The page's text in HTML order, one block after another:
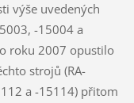
výše uvedených
-15004 a
roku 2007 opustilo
strojů (RA-
a -15114) přitom